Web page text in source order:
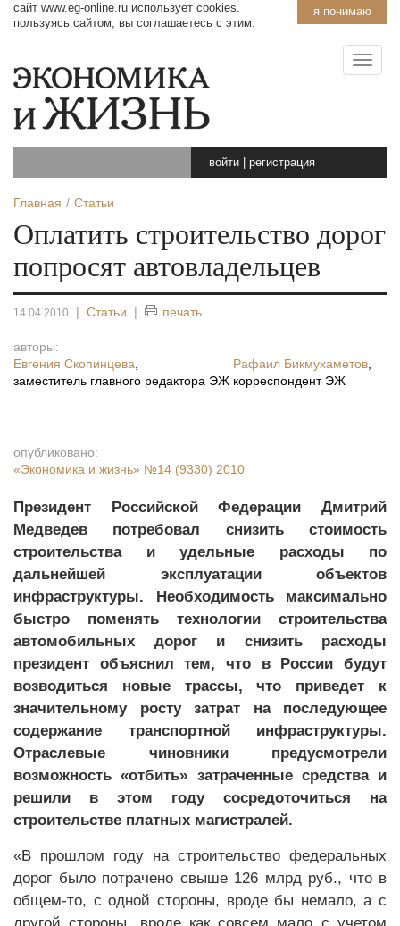
я понимаю
сайт www.eg-online.ru использует cookies.
пользуясь сайтом, вы соглашаетесь с этим.
войти регистрация
Главная Статьи
Оплатить строительство дорог
попросят автовладельцев
14.04.2010 | Статьи | печать
авторы:
Евгения Скопинцева
заместитель главного редактора ЭЖ
Рафаил Бикмухаметов
корреспондент ЭЖ
опубликовано:
«Экономика и жизнь» №14 (9330) 2010
Президент Российской Федерации Дмитрий
Медведев потребовал снизить стоимость
строительства и удельные расходы по
дальнейшей эксплуатации объектов
инфраструктуры. Необходимость максимально
быстро поменять технологии строительства
автомобильных дорог и снизить расходы
президент объяснил тем, что в России будут
возводиться новые трассы, что приведет к
значительному росту затрат на последующее
содержание транспортной инфраструктуры.
Отраслевые чиновники предусмотрели
возможность «отбить» затраченные средства и
решили в этом году сосредоточиться на
строительстве платных магистралей.
«В прошлом году на строительство федеральных
дорог было потрачено свыше 126 млрд руб., что в
общем-то, с одной стороны, вроде бы немало, а с